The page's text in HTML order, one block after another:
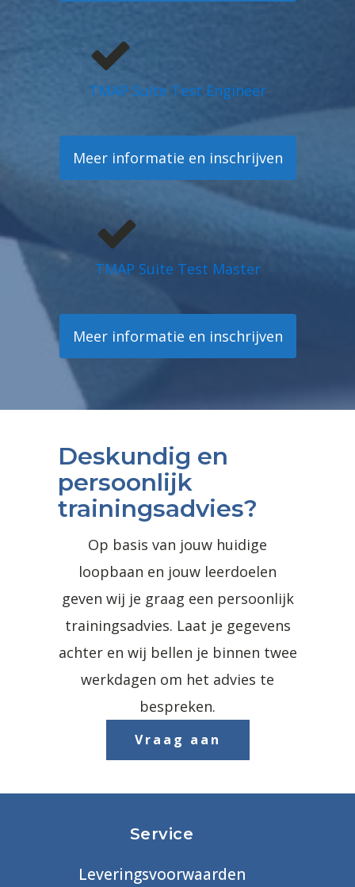
TMAP Suite Test Engineer
Meer informatie en inschrijven
TMAP Suite Test Master
Meer informatie en inschrijven
Deskundig en
persoonlijk
trainingsadvies?
Op basis van jouw huidige
loopbaan en jouw leerdoelen
geven wij je graag een persoonlijk
trainingsadvies. Laat je gegevens
achter en wij bellen je binnen twee
werkdagen om het advies te
bespreken.
Vraag aan
Service
Leveringsvoorwaarden